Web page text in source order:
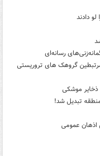
دادند
رسانه‌ای
موشکی
منطقه تبدیل شد!